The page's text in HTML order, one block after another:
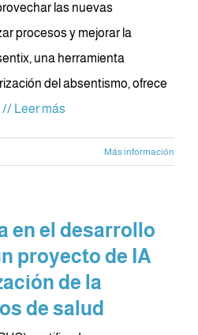
las nuevas
procesos y mejorar la
una herramienta
del absentismo, ofrece
// Leer más
Más información
en el desarrollo
proyecto de IA
de la
de salud